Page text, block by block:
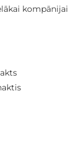
kompānijai